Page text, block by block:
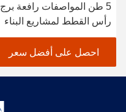
5 طن المواصفات رافعة برج
رأس القطط لمشاريع البناء
المدني
احصل على أفضل سعر